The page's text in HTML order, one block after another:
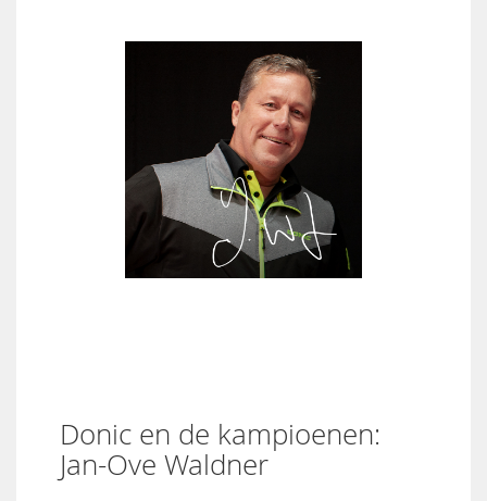
Donic en de kampioenen:
Jan-Ove Waldner